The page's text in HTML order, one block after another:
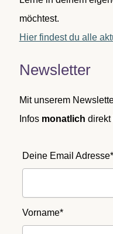
möchtest.
Hier findest du alle
Newsletter
Mit unserem
Infos monatlich direkt
Deine Email Adresse*
Vorname*